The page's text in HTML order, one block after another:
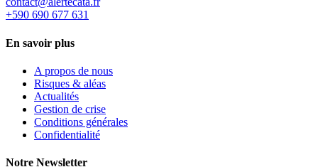
+590 690 677 631
En savoir plus
A propos de nous
Risques & aléas
Actualités
Gestion de crise
Conditions générales
Confidentialité
Notre Newsletter